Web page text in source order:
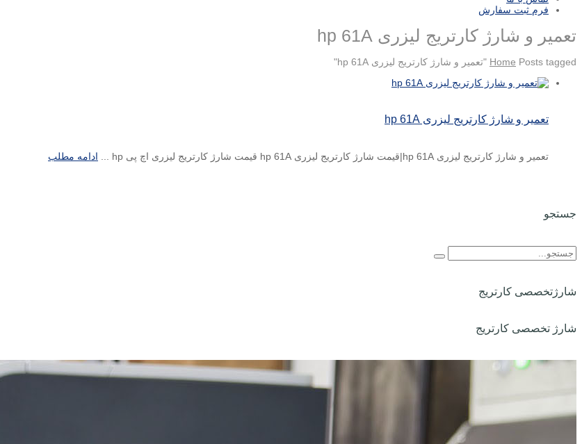
فرم ثبت سفارش
تعمیر و شارژ کارتریج لیزری hp 61A
Home Posts tagged "تعمیر و شارژ کارتریج لیزری hp 61A"
تعمیر و شارژ کارتریج لیزری hp 61A
تعمیر و شارژ کارتریج لیزری hp 61A|قیمت شارژ کارتریج لیزری hp 61A قیمت شارژ کارتریج لیزری اچ پی hp ... ادامه مطلب
جستجو
شارژتخصصی کارتریج
شارژ تخصصی کارتریج